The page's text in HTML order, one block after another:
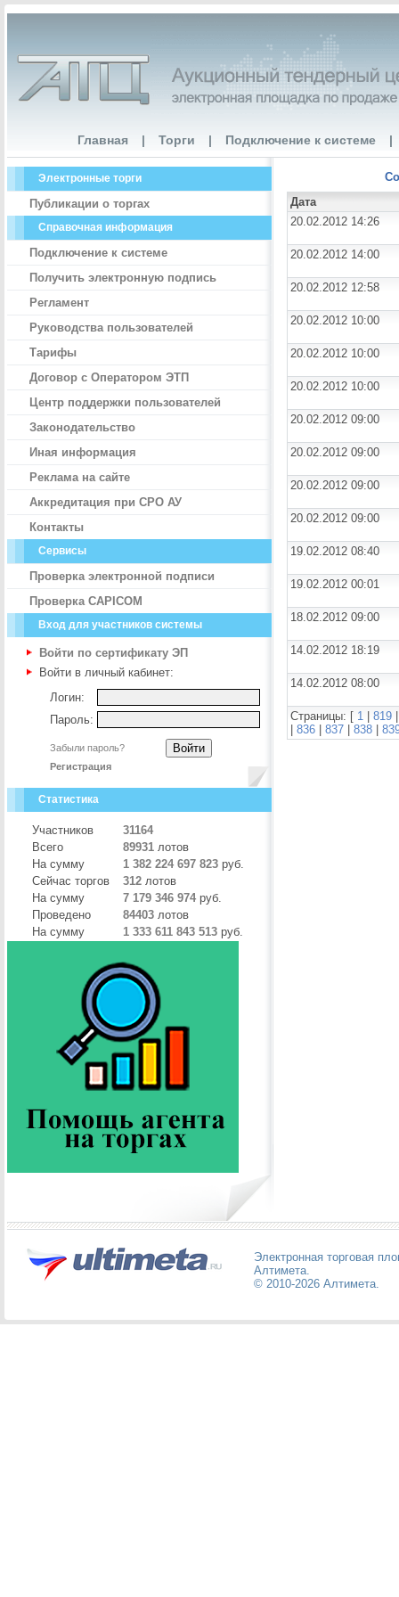
Главная | Торги | Подключение к системе |
Электронные торги
Публикации о торгах
Справочная информация
Подключение к системе
Получить электронную подпись
Регламент
Руководства пользователей
Тарифы
Договор с Оператором ЭТП
Центр поддержки пользователей
Законодательство
Иная информация
Реклама на сайте
Аккредитация при СРО АУ
Контакты
Сервисы
Проверка электронной подписи
Проверка CAPICOM
Вход для участников системы
Войти по сертификату ЭП
Войти в личный кабинет:
Логин:
Пароль:
Забыли пароль?
Регистрация
Статистика
Участников
31164
Всего
89931 лотов
На сумму
1 382 224 697 823 руб.
Сейчас торгов
312 лотов
На сумму
7 179 346 974 руб.
Проведено
84403 лотов
На сумму
1 333 611 843 513 руб.
Дата
20.02.2012 14:26
20.02.2012 14:00
20.02.2012 12:58
20.02.2012 10:00
20.02.2012 10:00
20.02.2012 10:00
20.02.2012 09:00
20.02.2012 09:00
20.02.2012 09:00
20.02.2012 09:00
19.02.2012 08:40
19.02.2012 00:01
18.02.2012 09:00
14.02.2012 18:19
14.02.2012 08:00
Страницы: [ 1 819
836 837 838
Электронная торговая
Алтимета.
© 2010-2026 Алтимета.